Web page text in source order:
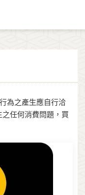
為之產生應自行洽
任何消費問題，買